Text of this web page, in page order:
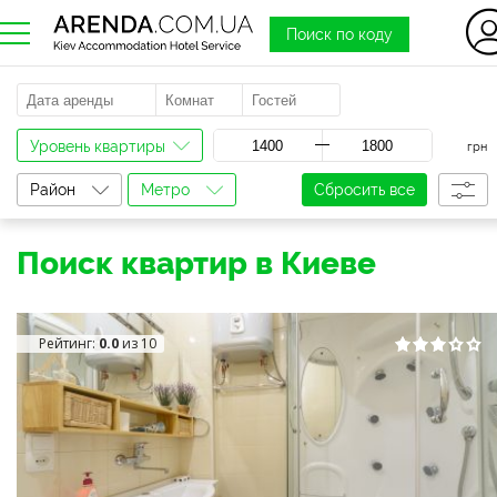
Поиск по коду
Уровень квартиры грн
Район Метро Сбросить все
Поиск квартир в Киеве
Рейтинг: 0.0 из 10